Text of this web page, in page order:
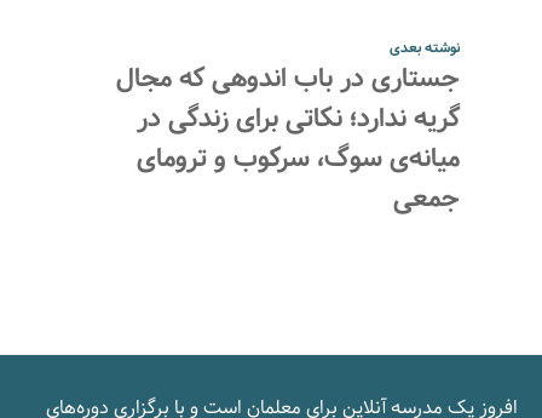
نوشته بعدی
جستاری در باب اندوهی که مجال
گریه ندارد؛ نکاتی برای زندگی در
میانه‌ی سوگ، سرکوب و ترومای
جمعی
افروز یک مدرسه‌ آنلاین برای معلمان است و با برگزاری دوره‌های